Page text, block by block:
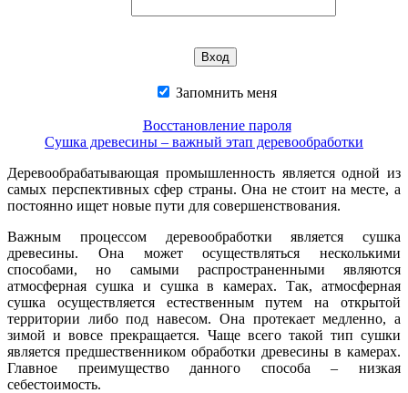
Запомнить меня
Восстановление пароля
Сушка древесины – важный этап деревообработки
Деревообрабатывающая промышленность является одной из
самых перспективных сфер страны. Она не стоит на месте, а
постоянно ищет новые пути для совершенствования.
Важным процессом деревообработки является сушка
древесины. Она может осуществляться несколькими
способами, но самыми распространенными являются
атмосферная сушка и сушка в камерах. Так, атмосферная
сушка осуществляется естественным путем на открытой
территории либо под навесом. Она протекает медленно, а
зимой и вовсе прекращается. Чаще всего такой тип сушки
является предшественником обработки древесины в камерах.
Главное преимущество данного способа – низкая
себестоимость.